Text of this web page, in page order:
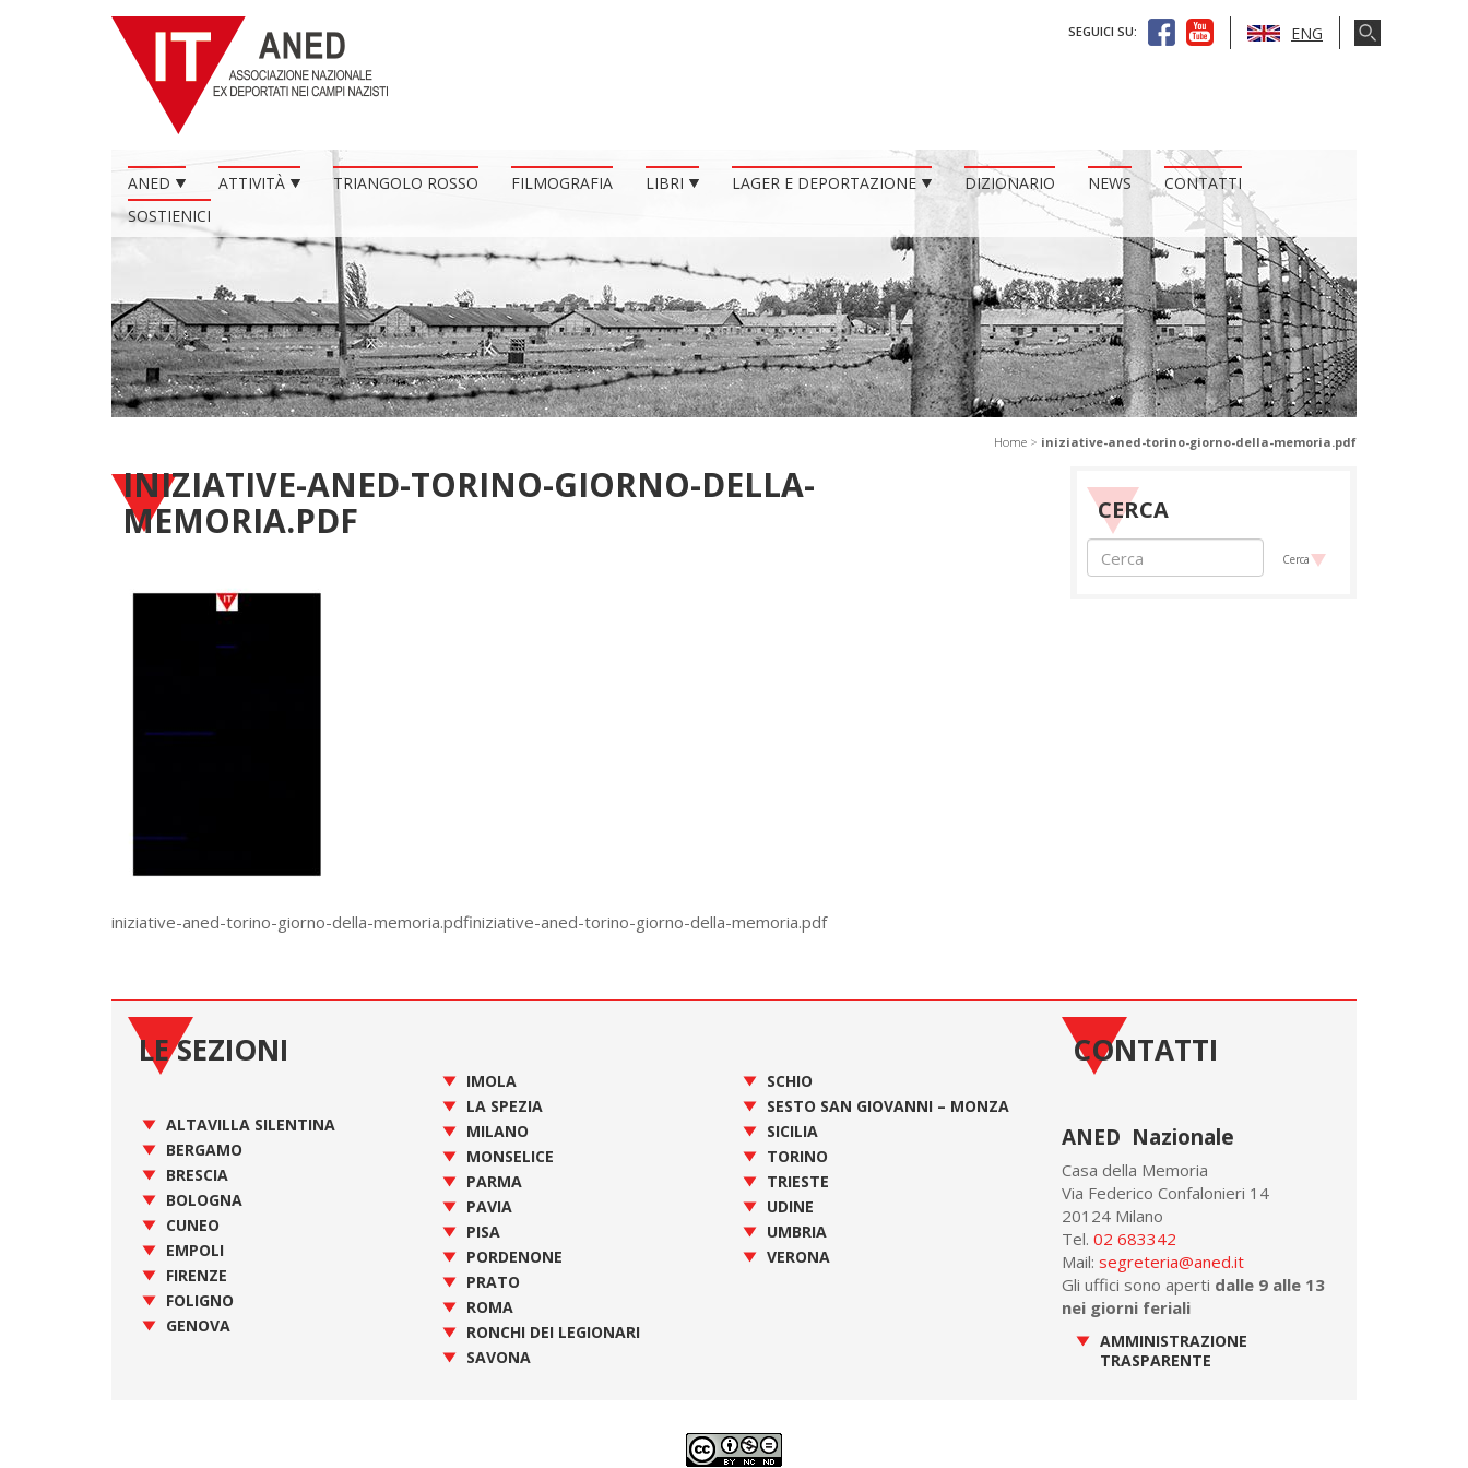
SEGUICI SU: ENG
ANED ATTIVITÀ TRIANGOLO ROSSO FILMOGRAFIA LIBRI LAGER E DEPORTAZIONE DIZIONARIO NEWS
CONTATTI
SOSTIENICI
Home > iniziative-aned-torino-giorno-della-memoria.pdf
INIZIATIVE-ANED-TORINO-GIORNO-DELLA-
MEMORIA.PDF
iniziative-aned-torino-giorno-della-memoria.pdfiniziative-aned-torino-giorno-della-memoria.pdf
CERCA
Cerca
LE SEZIONI
ALTAVILLA SILENTINA
BERGAMO
BRESCIA
BOLOGNA
CUNEO
EMPOLI
FIRENZE
FOLIGNO
GENOVA
IMOLA
LA SPEZIA
MILANO
MONSELICE
PARMA
PAVIA
PISA
PORDENONE
PRATO
ROMA
RONCHI DEI LEGIONARI
SAVONA
SCHIO
SESTO SAN GIOVANNI – MONZA
SICILIA
TORINO
TRIESTE
UDINE
UMBRIA
VERONA
CONTATTI
ANED Nazionale
Casa della Memoria
Via Federico Confalonieri 14
20124 Milano
Tel. 02 683342
Mail: segreteria@aned.it
Gli uffici sono aperti dalle 9 alle 13
nei giorni feriali
AMMINISTRAZIONE
TRASPARENTE